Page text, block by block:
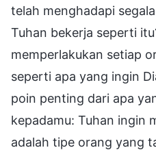
telah menghadapi
Tuhan bekerja seperti
memperlakukan setiap
seperti apa yang ingin
poin penting dari apa
kepadamu: Tuhan ingin
adalah tipe orang yang